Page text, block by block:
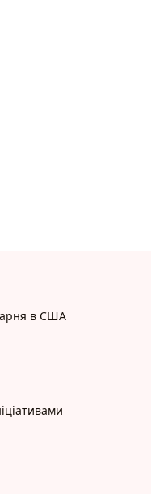
в США